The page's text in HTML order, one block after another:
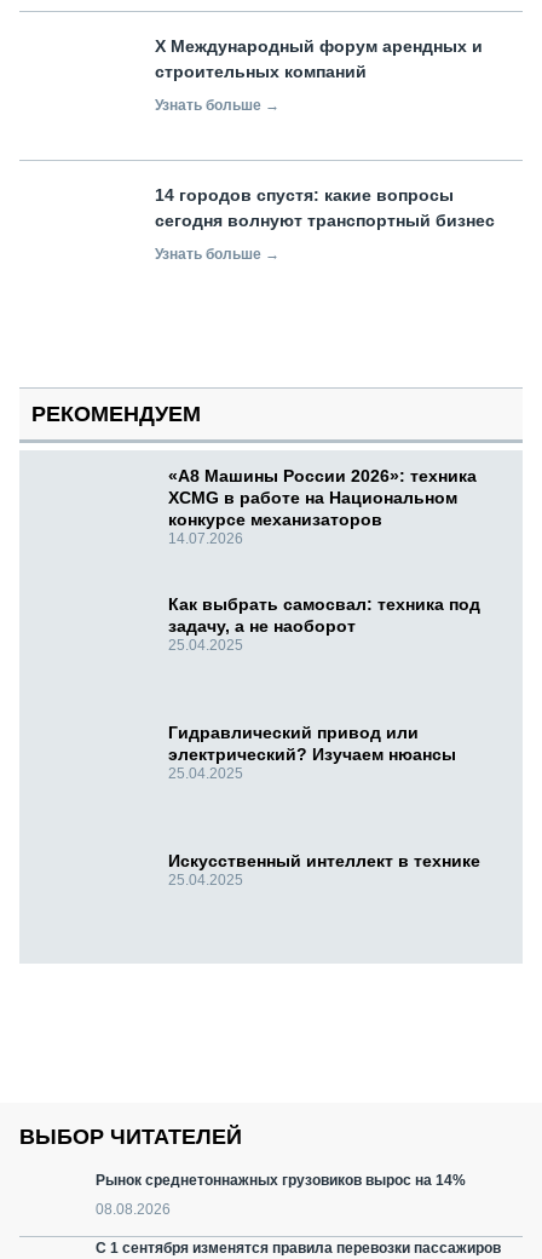
X Международный форум арендных и
строительных компаний
Узнать больше →
14 городов спустя: какие вопросы
сегодня волнуют транспортный бизнес
Узнать больше →
РЕКОМЕНДУЕМ
«А8 Машины России 2026»: техника
XCMG в работе на Национальном
конкурсе механизаторов
14.07.2026
Как выбрать самосвал: техника под
задачу, а не наоборот
25.04.2025
Гидравлический привод или
электрический? Изучаем нюансы
25.04.2025
Искусственный интеллект в технике
25.04.2025
ВЫБОР ЧИТАТЕЛЕЙ
Рынок среднетоннажных грузовиков вырос на 14%
08.08.2026
С 1 сентября изменятся правила перевозки пассажиров